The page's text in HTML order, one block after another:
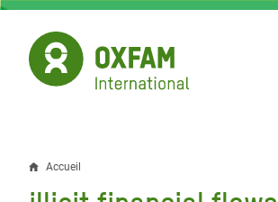
Aller
contenu
principal
FilAccueil